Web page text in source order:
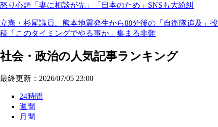
怒り心頭「妻に相談が先」「日本のため」SNSも大紛糾
立憲・杉尾議員、熊本地震発生から88分後の「自衛隊追及」投
稿「このタイミングでやる事か」集まる非難
社会・政治の人気記事ランキング
最終更新：2026/07/05 23:00
24時間
週間
月間